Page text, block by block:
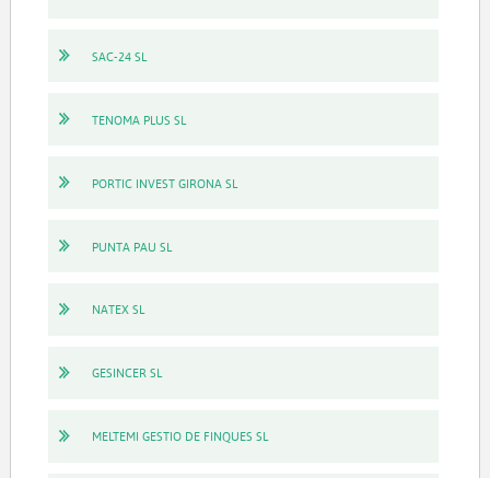
SAC-24 SL
TENOMA PLUS SL
PORTIC INVEST GIRONA SL
PUNTA PAU SL
NATEX SL
GESINCER SL
MELTEMI GESTIO DE FINQUES SL